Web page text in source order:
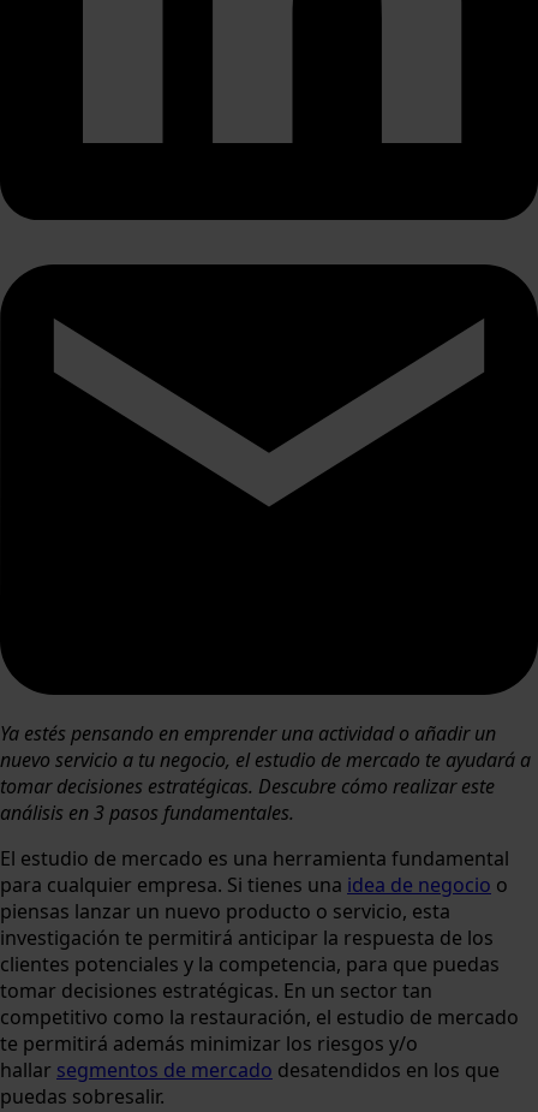
Ya estés pensando en emprender una actividad o añadir un
nuevo servicio a tu negocio, el estudio de mercado te ayudará a
tomar decisiones estratégicas. Descubre cómo realizar este
análisis en 3 pasos fundamentales.
El estudio de mercado es una herramienta fundamental
para cualquier empresa. Si tienes una idea de negocio o
piensas lanzar un nuevo producto o servicio, esta
investigación te permitirá anticipar la respuesta de los
clientes potenciales y la competencia, para que puedas
tomar decisiones estratégicas. En un sector tan
competitivo como la restauración, el estudio de mercado
te permitirá además minimizar los riesgos y/o
hallar segmentos de mercado desatendidos en los que
puedas sobresalir.